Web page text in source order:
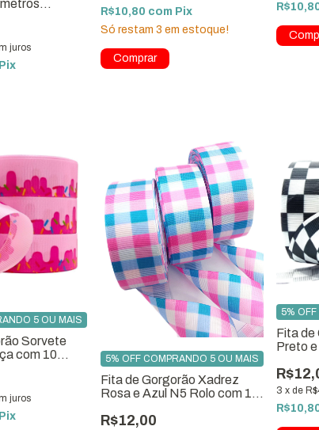
juros
Pix
R$10,80 com Pix
Só restam 3 em estoque!
Sorvete
com 10
juros
5 OU MAIS
Pix
Fita de Gorgorão Xadrez
Rosa e Azul N5 Rolo com 10
R$12,00
5% OFF COMPRANDO 5 OU MAIS
Fita de
Preto
3 xde
5%